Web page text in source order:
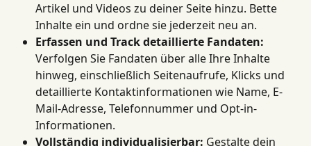
Artikel und Videos zu deiner Seite hinzu. Bette
Inhalte ein und ordne sie jederzeit neu an.
Erfassen und Track detaillierte Fandaten:
Verfolgen Sie Fandaten über alle Ihre Inhalte
hinweg, einschließlich Seitenaufrufe, Klicks und
detaillierte Kontaktinformationen wie Name, E-
Mail-Adresse, Telefonnummer und Opt-in-
Informationen.
Vollständig individualisierbar: Gestalte dein